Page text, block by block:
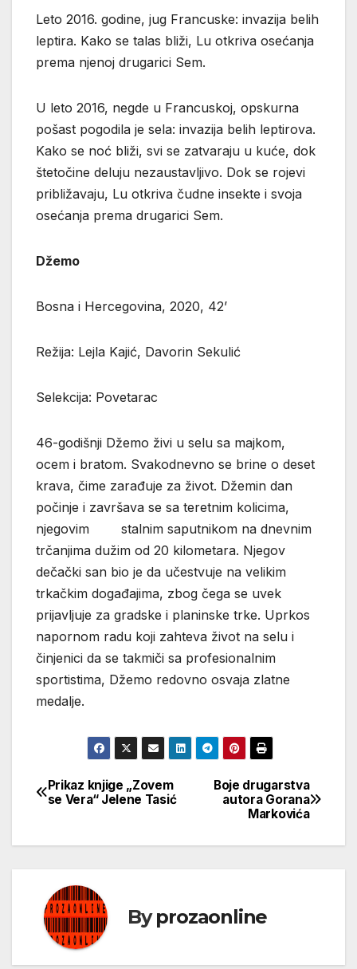
Leto 2016. godine, jug Francuske: invazija belih
leptira. Kako se talas bliži, Lu otkriva osećanja
prema njenoj drugarici Sem.
U leto 2016, negde u Francuskoj, opskurna
pošast pogodila je sela: invazija belih leptirova.
Kako se noć bliži, svi se zatvaraju u kuće, dok
štetočine deluju nezaustavljivo. Dok se rojevi
približavaju, Lu otkriva čudne insekte i svoja
osećanja prema drugarici Sem.
Džemo
Bosna i Hercegovina, 2020, 42’
Režija: Lejla Kajić, Davorin Sekulić
Selekcija: Povetarac
46-godišnji Džemo živi u selu sa majkom,
ocem i bratom. Svakodnevno se brine o deset
krava, čime zarađuje za život. Džemin dan
počinje i završava se sa teretnim kolicima,
njegovim stalnim saputnikom na dnevnim
trčanjima dužim od 20 kilometara. Njegov
dečački san bio je da učestvuje na velikim
trkačkim događajima, zbog čega se uvek
prijavljuje za gradske i planinske trke. Uprkos
napornom radu koji zahteva život na selu i
činjenici da se takmiči sa profesionalnim
sportistima, Džemo redovno osvaja zlatne
medalje.
Кретање
Boje drugarstva
autora Gorana
Markovića
Prikaz knjige „Zovem
se Vera“ Jelene Tasić
Byprozaonline